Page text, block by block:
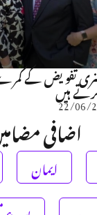
تفویض کے
ہیں
22/06/
اضافی
ایمان